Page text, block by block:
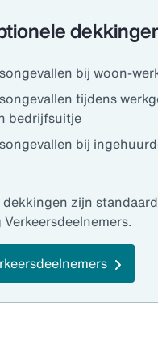
bij woon-
tijdens
bedrijfsuitje
bij
zijn